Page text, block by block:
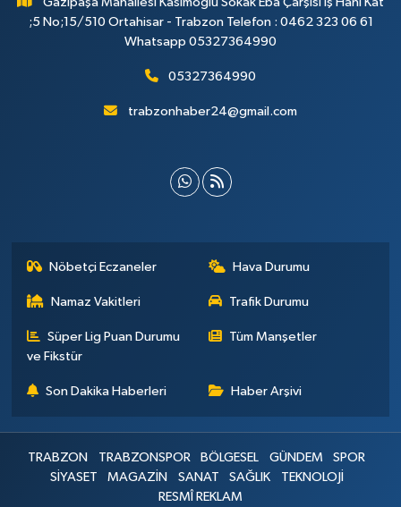
;5 No;15/510 Ortahisar - Trabzon Telefon : 0462 323 06 61
Whatsapp 05327364990
05327364990
trabzonhaber24@gmail.com
Nöbetçi Eczaneler Hava Durumu
Namaz Vakitleri Trafik Durumu
Süper Lig Puan Durumu
ve Fikstür
Tüm Manşetler
Son Dakika Haberleri Haber Arşivi
TRABZON TRABZONSPOR BÖLGESEL GÜNDEM
SPOR
SİYASET
MAGAZİN SANAT SAĞLIK
TEKNOLOJİ
RESMÎ REKLAM